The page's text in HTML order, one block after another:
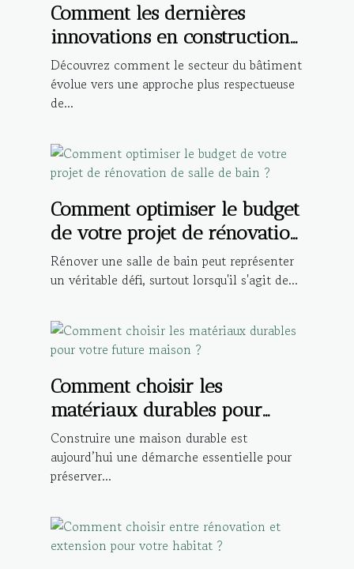
Comment les dernières
innovations en construction
améliorent-elles l'éco-
durabilité?
Découvrez comment le secteur du bâtiment
évolue vers une approche plus respectueuse
de...
Comment optimiser le budget
de votre projet de rénovation
de salle de bain ?
Rénover une salle de bain peut représenter
un véritable défi, surtout lorsqu'il s'agit de...
Comment choisir les
matériaux durables pour
votre future maison ?
Construire une maison durable est
aujourd’hui une démarche essentielle pour
préserver...